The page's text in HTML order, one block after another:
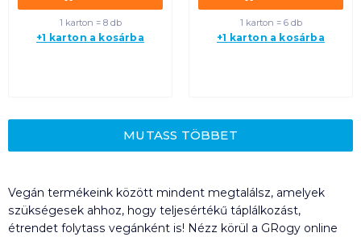
1 karton = 8 db
+1 karton a kosárba
1 karton = 6 db
+1 karton a kosárba
MUTASS TÖBBET
Vegán termékeink között mindent megtalálsz, amelyek
szükségesek ahhoz, hogy teljesértékű táplálkozást,
étrendet folytass vegánként is! Nézz körül a GRogy online